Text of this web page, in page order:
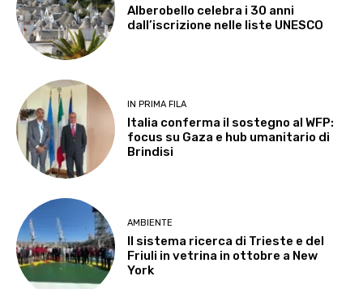
Alberobello celebra i 30 anni
dall’iscrizione nelle liste UNESCO
IN PRIMA FILA
Italia conferma il sostegno al WFP:
focus su Gaza e hub umanitario di
Brindisi
AMBIENTE
Il sistema ricerca di Trieste e del
Friuli in vetrina in ottobre a New
York